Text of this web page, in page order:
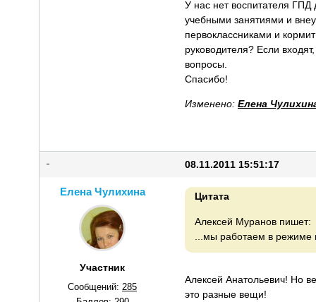
У нас нет воспитателя ГПД
учебными занятиями и
первоклассниками и
руководителя? Если
вопросы.
Спасибо!
Изменено: Елена
Елена Чулихина
Участник
Сообщений: 285
08.11.2011 15:51:17
Цитата
Алексей Муранов пишет:
...мы работаем в режиме
Алексей Анатольевич! Но
это разные вещи!